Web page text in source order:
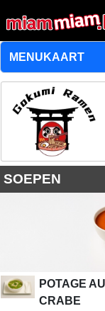
SOEPEN
POTAGE
CRABE